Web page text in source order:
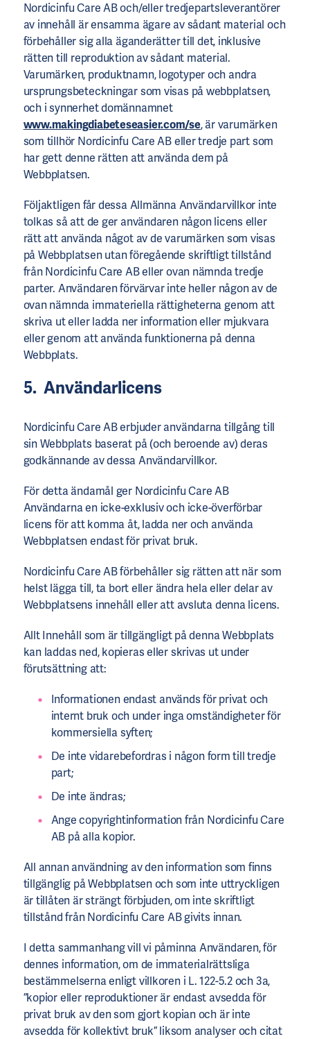
Nordicinfu Care AB och/eller tredjepartsleverantörer
av innehåll är ensamma ägare av sådant material och
förbehåller sig alla äganderätter till det, inklusive
rätten till reproduktion av sådant material.
Varumärken, produktnamn, logotyper och andra
ursprungsbeteckningar som visas på webbplatsen,
och i synnerhet domännamnet
www.makingdiabeteseasier.com/se, är varumärken
som tillhör Nordicinfu Care AB eller tredje part som
har gett denne rätten att använda dem på
Webbplatsen.
Följaktligen får dessa Allmänna Användarvillkor inte
tolkas så att de ger användaren någon licens eller
rätt att använda något av de varumärken som visas
på Webbplatsen utan föregående skriftligt tillstånd
från Nordicinfu Care AB eller ovan nämnda tredje
parter. Användaren förvärvar inte heller någon av de
ovan nämnda immateriella rättigheterna genom att
skriva ut eller ladda ner information eller mjukvara
eller genom att använda funktionerna på denna
Webbplats.
5. Användarlicens
Nordicinfu Care AB erbjuder användarna tillgång till
sin Webbplats baserat på (och beroende av) deras
godkännande av dessa Användarvillkor.
För detta ändamål ger Nordicinfu Care AB
Användarna en icke-exklusiv och icke-överförbar
licens för att komma åt, ladda ner och använda
Webbplatsen endast för privat bruk.
Nordicinfu Care AB förbehåller sig rätten att när som
helst lägga till, ta bort eller ändra hela eller delar av
Webbplatsens innehåll eller att avsluta denna licens.
Allt Innehåll som är tillgängligt på denna Webbplats
kan laddas ned, kopieras eller skrivas ut under
förutsättning att:
Informationen endast används för privat och
internt bruk och under inga omständigheter för
kommersiella syften;
De inte vidarebefordras i någon form till tredje
part;
De inte ändras;
Ange copyrightinformation från Nordicinfu Care
AB på alla kopior.
All annan användning av den information som finns
tillgänglig på Webbplatsen och som inte uttryckligen
är tillåten är strängt förbjuden, om inte skriftligt
tillstånd från Nordicinfu Care AB givits innan.
I detta sammanhang vill vi påminna Användaren, för
dennes information, om de immaterialrättsliga
bestämmelserna enligt villkoren i L. 122-5.2 och 3a,
”kopior eller reproduktioner är endast avsedda för
privat bruk av den som gjort kopian och är inte
avsedda för kollektivt bruk” liksom analyser och citat